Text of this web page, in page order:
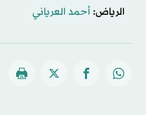
الرياض: أحمد العرياني